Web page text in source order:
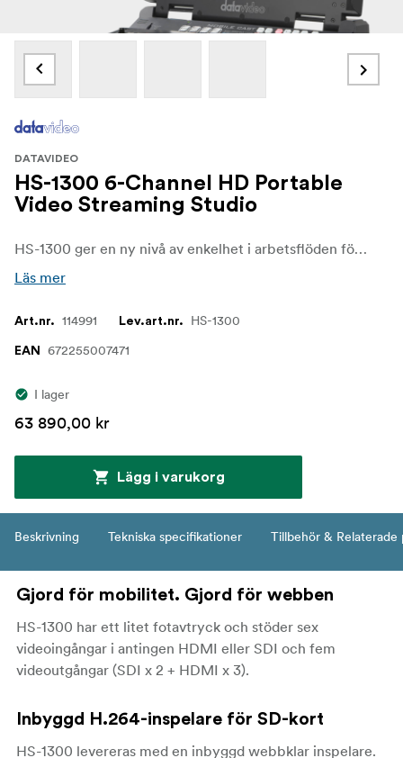
DATAVIDEO
HS-1300 6-Channel HD Portable
Video Streaming Studio
HS-1300 ger en ny nivå av enkelhet i arbetsflöden för produktionen. Du kommer att ställa in den snabbare och enklare tack vare dess bärbara "portfölj" -design. Och tack vare den inbyggda H.264-webbströmningskodaren kan du strömma din show till YouTube och Facebook på nolltid.
Läs mer
Art.nr. 114991 Lev.art.nr. HS-1300
EAN 672255007471
I lager
63 890,00 kr
Lägg i varukorg
Beskrivning Tekniska specifikationer Tillbehör & Relaterade
Gjord för mobilitet. Gjord för webben
HS-1300 har ett litet fotavtryck och stöder sex
videoingångar i antingen HDMI eller SDI och fem
videoutgångar (SDI x 2 + HDMI x 3).
Inbyggd H.264-inspelare för SD-kort
HS-1300 levereras med en inbyggd webbklar inspelare.